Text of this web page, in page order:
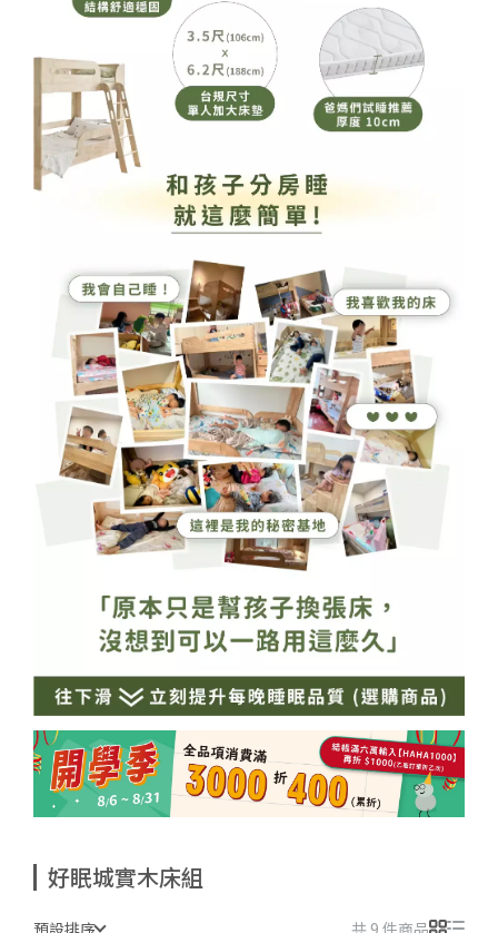
好眠城實木床組
預設排序 共 9 件商品